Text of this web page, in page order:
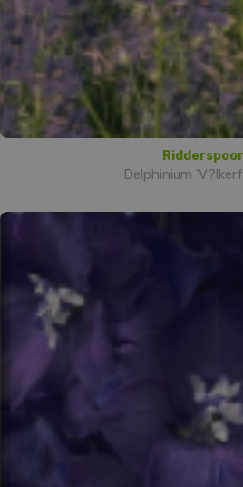
Ridderspoor
Delphinium